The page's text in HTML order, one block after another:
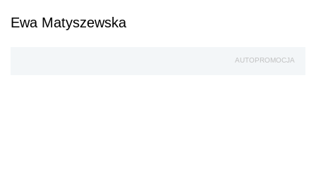
Ewa Matyszewska
AUTOPROMOCJA